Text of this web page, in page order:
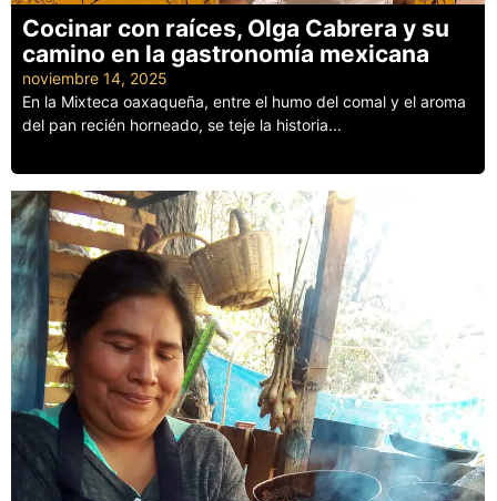
Cocinar con raíces, Olga Cabrera y su
camino en la gastronomía mexicana
noviembre 14, 2025
En la Mixteca oaxaqueña, entre el humo del comal y el aroma
del pan recién horneado, se teje la historia...